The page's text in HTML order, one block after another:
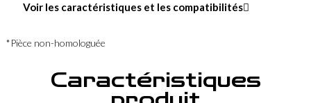
Voir les caractéristiques et les compatibilités
*Pièce non-homologuée
Caractéristiques